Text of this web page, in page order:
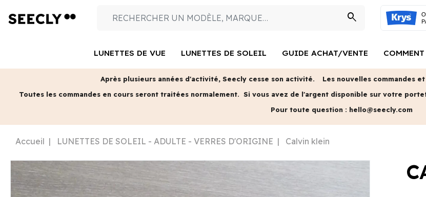
search
LUNETTES DE VUE LUNETTES DE SOLEIL GUIDE ACHAT/VENTE
Après plusieurs années d'activité, Seecly cesse son activité.
Les nouvelles commandes
Toutes les commandes en cours seront traitées normalement. Si vous avez de l'argent disponible sur votre
Pour toute question : hello@seecly.com
Accueil LUNETTES DE SOLEIL - ADULTE - VERRES D'ORIGINE Calvin klein